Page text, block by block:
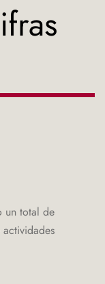
un total de